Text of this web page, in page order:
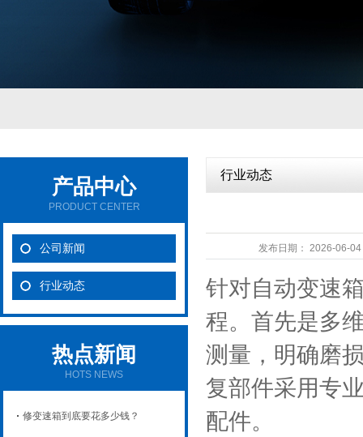
产品中心
PRODUCT CENTER
公司新闻
行业动态
热点新闻
HOTS NEWS
修变速箱到底要花多少钱？
行业动态
发布日期： 2026-06-04
针对自动变速
程。首先是多
测量，明确磨
复部件采用专
配件。